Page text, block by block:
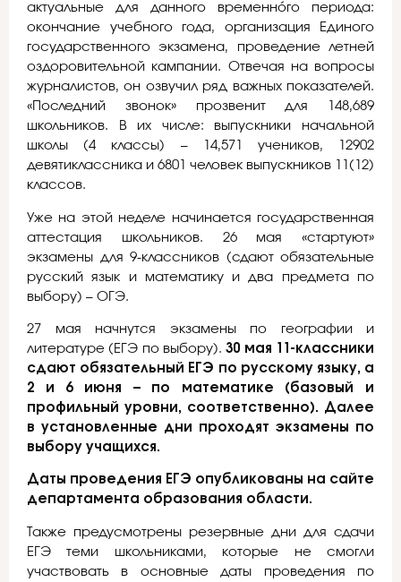
актуальные для данного временнóго периода:
окончание учебного года, организация Единого
государственного экзамена, проведение летней
оздоровительной кампании. Отвечая на вопросы
журналистов, он озвучил ряд важных показателей.
«Последний звонок» прозвенит для 148,689
школьников. В их числе: выпускники начальной
школы (4 классы) – 14,571 учеников, 12902
девятиклассника и 6801 человек выпускников 11(12)
классов.
Уже на этой неделе начинается государственная
аттестация школьников. 26 мая «стартуют»
экзамены для 9-классников (сдают обязательные
русский язык и математику и два предмета по
выбору) – ОГЭ.
27 мая начнутся экзамены по географии и
литературе (ЕГЭ по выбору).30 мая 11-классники
сдают обязательный ЕГЭ по русскому языку, а
2 и 6 июня – по математике (базовый и
профильный уровни, соответственно). Далее
в установленные дни проходят экзамены по
выбору учащихся.
Даты проведения ЕГЭ опубликованы на сайте
департамента образования области.
Также предусмотрены резервные дни для сдачи
ЕГЭ теми школьниками, которые не смогли
участвовать в основные даты проведения по